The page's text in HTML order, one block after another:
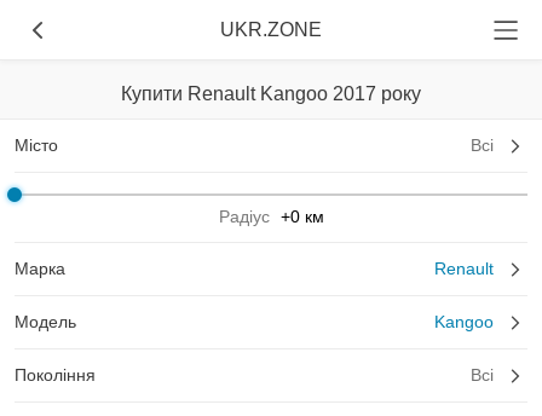
UKR.ZONE
Купити Renault Kangoo 2017 року
Місто Всі
Радіус +0 км
Марка Renault
Модель Kangoo
Покоління Всі